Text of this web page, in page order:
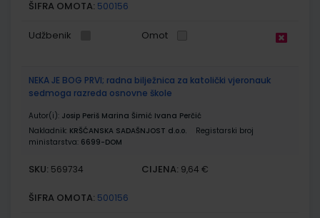
ŠIFRA OMOTA: 500156
Udžbenik Omot
NEKA JE BOG PRVI; radna bilježnica za katolički vjeronauk
sedmoga razreda osnovne škole
Autor(i): Josip Periš Marina Šimić Ivana Perčić
Nakladnik: KRŠĆANSKA SADAŠNJOST d.o.o.
Registarski broj
ministarstva: 6699-DOM
SKU: 569734 CIJENA: 9,64 €
ŠIFRA OMOTA: 500156